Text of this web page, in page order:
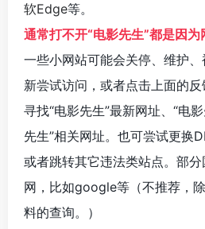
软Edge等。
通常打不开“电影先生”都是因为
一些小网站可能会关停、维护
新尝试访问，或者点击上面的
寻找“电影先生”最新网址、“电
先生”相关网址。也可尝试更换
或者跳转其它违法类站点。部
网，比如google等（不推荐，
料的查询。）